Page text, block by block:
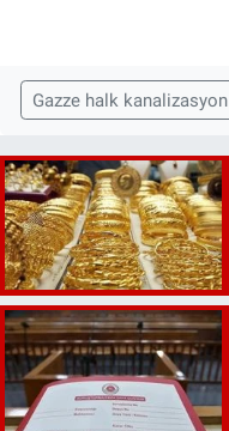
Gazze halk kanalizasyon